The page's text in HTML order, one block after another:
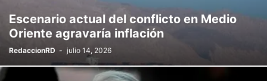
Escenario actual del conflicto en Medio
Oriente agravaría inflación
RedaccionRD - julio 14, 2026